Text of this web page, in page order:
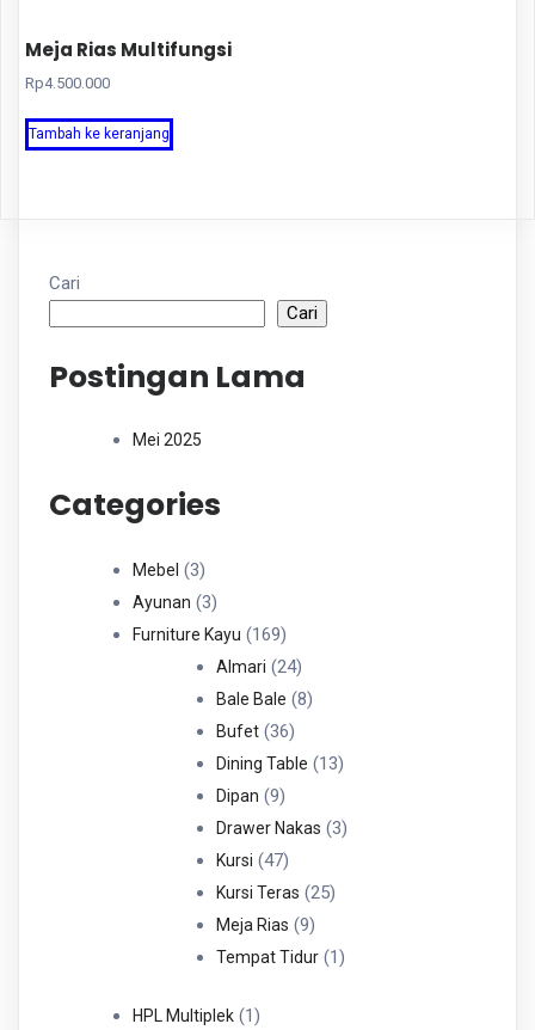
Meja Rias Multifungsi
Rp4.500.000
Tambah ke keranjang
Cari
Cari
Postingan Lama
Mei 2025
Categories
Mebel 33
Produk
Ayunan 33
Produk
Furniture Kayu 169169
Produk
Almari 2424
Produk
Bale Bale 88
Bufet 3636
Produk
Dining Table 1313
Dipan 99
Produk
Drawer Nakas 33
Kursi 4747
Produk
Kursi Teras 2525
Meja Rias 99
Produk
Tempat Tidur 11
HPL Multiplek 11